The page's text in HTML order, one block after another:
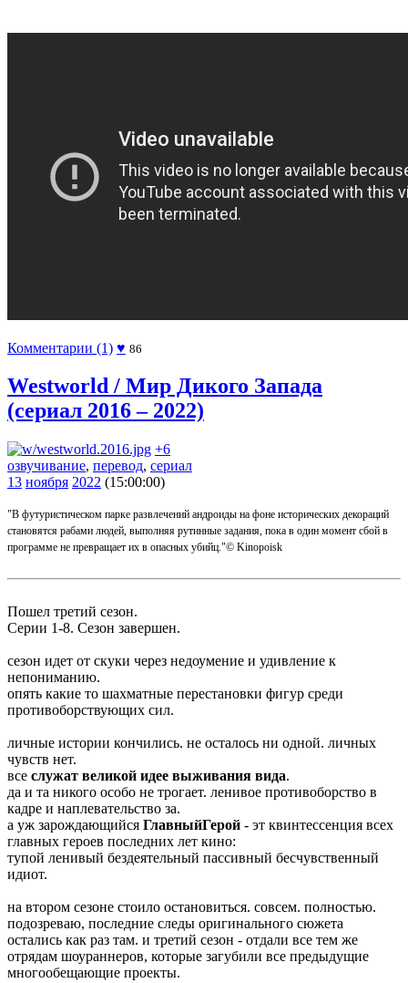
Комментарии (1) ♥ 86
Westworld / Мир Дикого Запада
(сериал 2016 – 2022)
+6
озвучивание, перевод, сериал
13 ноября 2022 (15:00:00)
"В футуристическом парке развлечений андроиды на фоне исторических декораций
становятся рабами людей, выполняя рутинные задания, пока в один момент сбой в
программе не превращает их в опасных убийц."© Kinopoisk
Пошел третий сезон.
Серии 1-8. Сезон завершен.
сезон идет от скуки через недоумение и удивление к
непониманию.
опять какие то шахматные перестановки фигур среди
противоборствующих сил.
личные истории кончились. не осталось ни одной. личных
чувств нет.
все служат великой идее выживания вида.
да и та никого особо не трогает. ленивое противоборство в
кадре и наплевательство за.
а уж зарождающийся ГлавныйГерой - эт квинтессенция всех
главных героев последних лет кино:
тупой ленивый бездеятельный пассивный бесчувственный
идиот.
на втором сезоне стоило остановиться. совсем. полностью.
подозреваю, последние следы оригинального сюжета
остались как раз там. и третий сезон - отдали все тем же
отрядам шоураннеров, которые загубили все предыдущие
многообещающие проекты.